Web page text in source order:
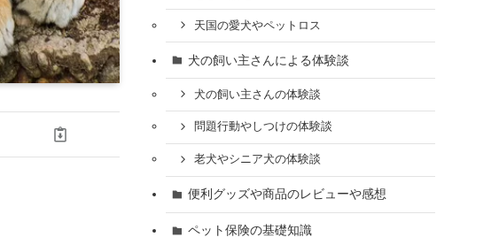
天国の愛犬やペットロス
犬の飼い主さんによる体験談
犬の飼い主さんの体験談
問題行動やしつけの体験談
老犬やシニア犬の体験談
便利グッズや商品のレビューや感想
ペット保険の基礎知識